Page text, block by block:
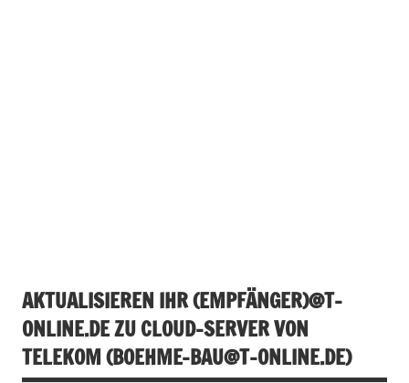
AKTUALISIEREN IHR (EMPFÄNGER)@T-
ONLINE.DE ZU CLOUD-SERVER VON
TELEKOM (BOEHME-BAU@T-ONLINE.DE)